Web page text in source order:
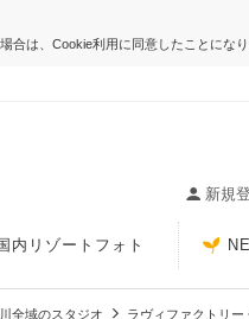
合は、Cookie利用に同意したことになり
新規
内リゾートフォト
全域のスタジオ ラヴィファクトリー